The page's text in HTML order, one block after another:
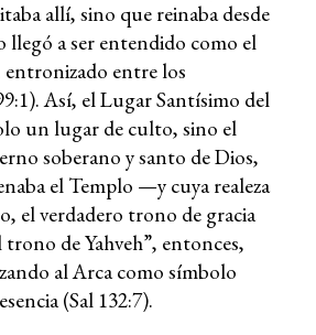
allí, sino que reinaba desde
llegó a ser entendido como el
entronizado entre los
Así, el Lugar Santísimo del
un lugar de culto, sino el
soberano y santo de Dios,
el Templo —y cuya realeza
el verdadero trono de gracia
de Yahveh”, entonces,
al Arca como símbolo
(Sal 132:7).